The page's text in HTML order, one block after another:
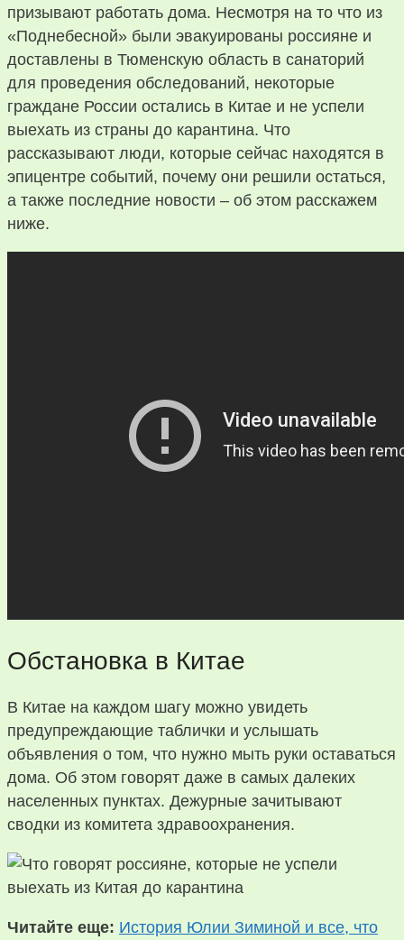
призывают работать дома. Несмотря на то что из
«Поднебесной» были эвакуированы россияне и
доставлены в Тюменскую область в санаторий
для проведения обследований, некоторые
граждане России остались в Китае и не успели
выехать из страны до карантина. Что
рассказывают люди, которые сейчас находятся в
эпицентре событий, почему они решили остаться,
а также последние новости – об этом расскажем
ниже.
Обстановка в Китае
В Китае на каждом шагу можно увидеть
предупреждающие таблички и услышать
объявления о том, что нужно мыть руки оставаться
дома. Об этом говорят даже в самых далеких
населенных пунктах. Дежурные зачитывают
сводки из комитета здравоохранения.
Читайте еще: История Юлии Зиминой и все, что